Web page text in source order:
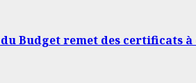
Budget remet des certificats